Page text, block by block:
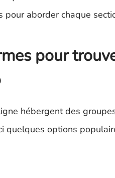
aborder chaque
pour
hébergent des
quelques options